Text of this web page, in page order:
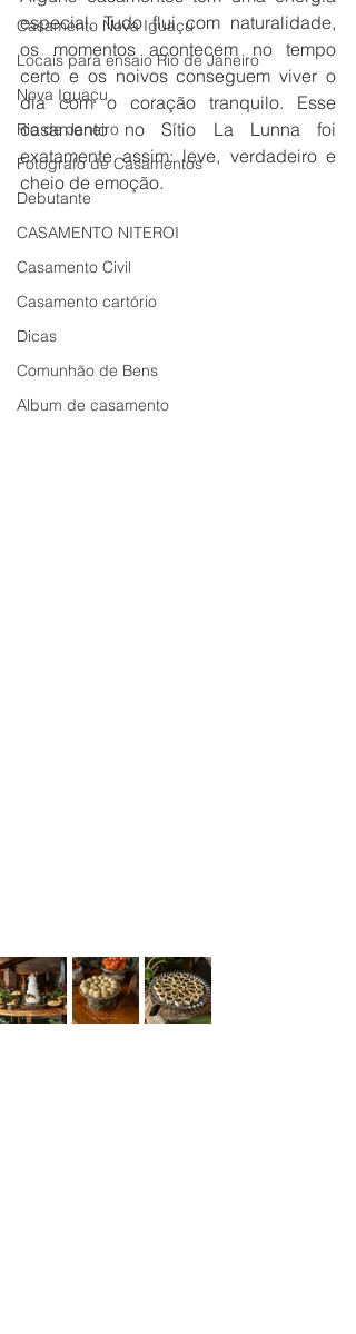
Casamento Nova Iguaçu
Locais para ensaio Rio de Janeiro
Nova Iguaçu
Rio de Janeiro
Fotografo de Casamentos
Debutante
CASAMENTO NITEROI
Casamento Civil
Casamento cartório
Dicas
Comunhão de Bens
Album de casamento
especial. Tudo flui com naturalidade,
os momentos acontecem no tempo
certo e os noivos conseguem viver o
dia com o coração tranquilo. Esse
casamento no Sítio La Lunna foi
exatamente assim: leve, verdadeiro e
cheio de emoção.